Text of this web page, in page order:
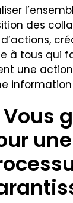
des
à tous
une
Vous